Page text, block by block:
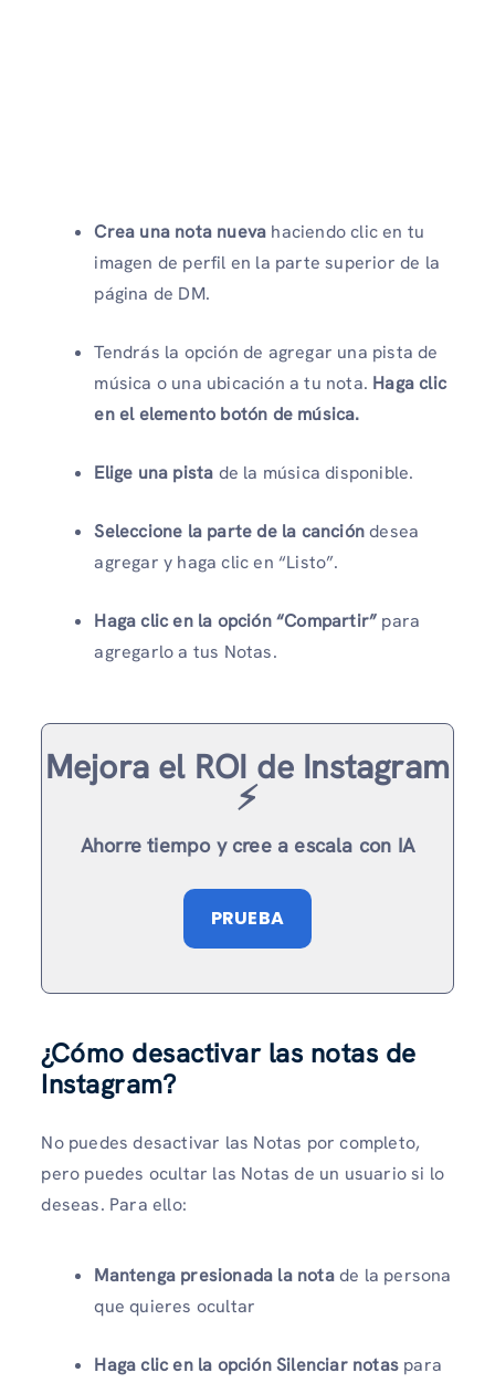
Crea una nota nueva haciendo clic en tu
imagen de perfil en la parte superior de la
página de DM.
Tendrás la opción de agregar una pista de
música o una ubicación a tu nota. Haga clic
en el elemento botón de música.
Elige una pista de la música disponible.
Seleccione la parte de la cancióndesea
agregar y haga clic en “Listo”.
Haga clic en la opción “Compartir” para
agregarlo a tus Notas.
Mejora el ROI de Instagram
⚡️
Ahorre tiempo y cree a escala con IA
PRUEBA
¿Cómo desactivar las notas de
Instagram?
No puedes desactivar las Notas por completo,
pero puedes ocultar las Notas de un usuario si lo
deseas. Para ello:
Mantenga presionada la notade la persona
que quieres ocultar
Haga clic en la opción Silenciar notas para